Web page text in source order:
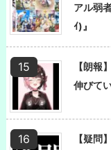
アル弱
ｲ)』
【朗報
伸びて
【疑問